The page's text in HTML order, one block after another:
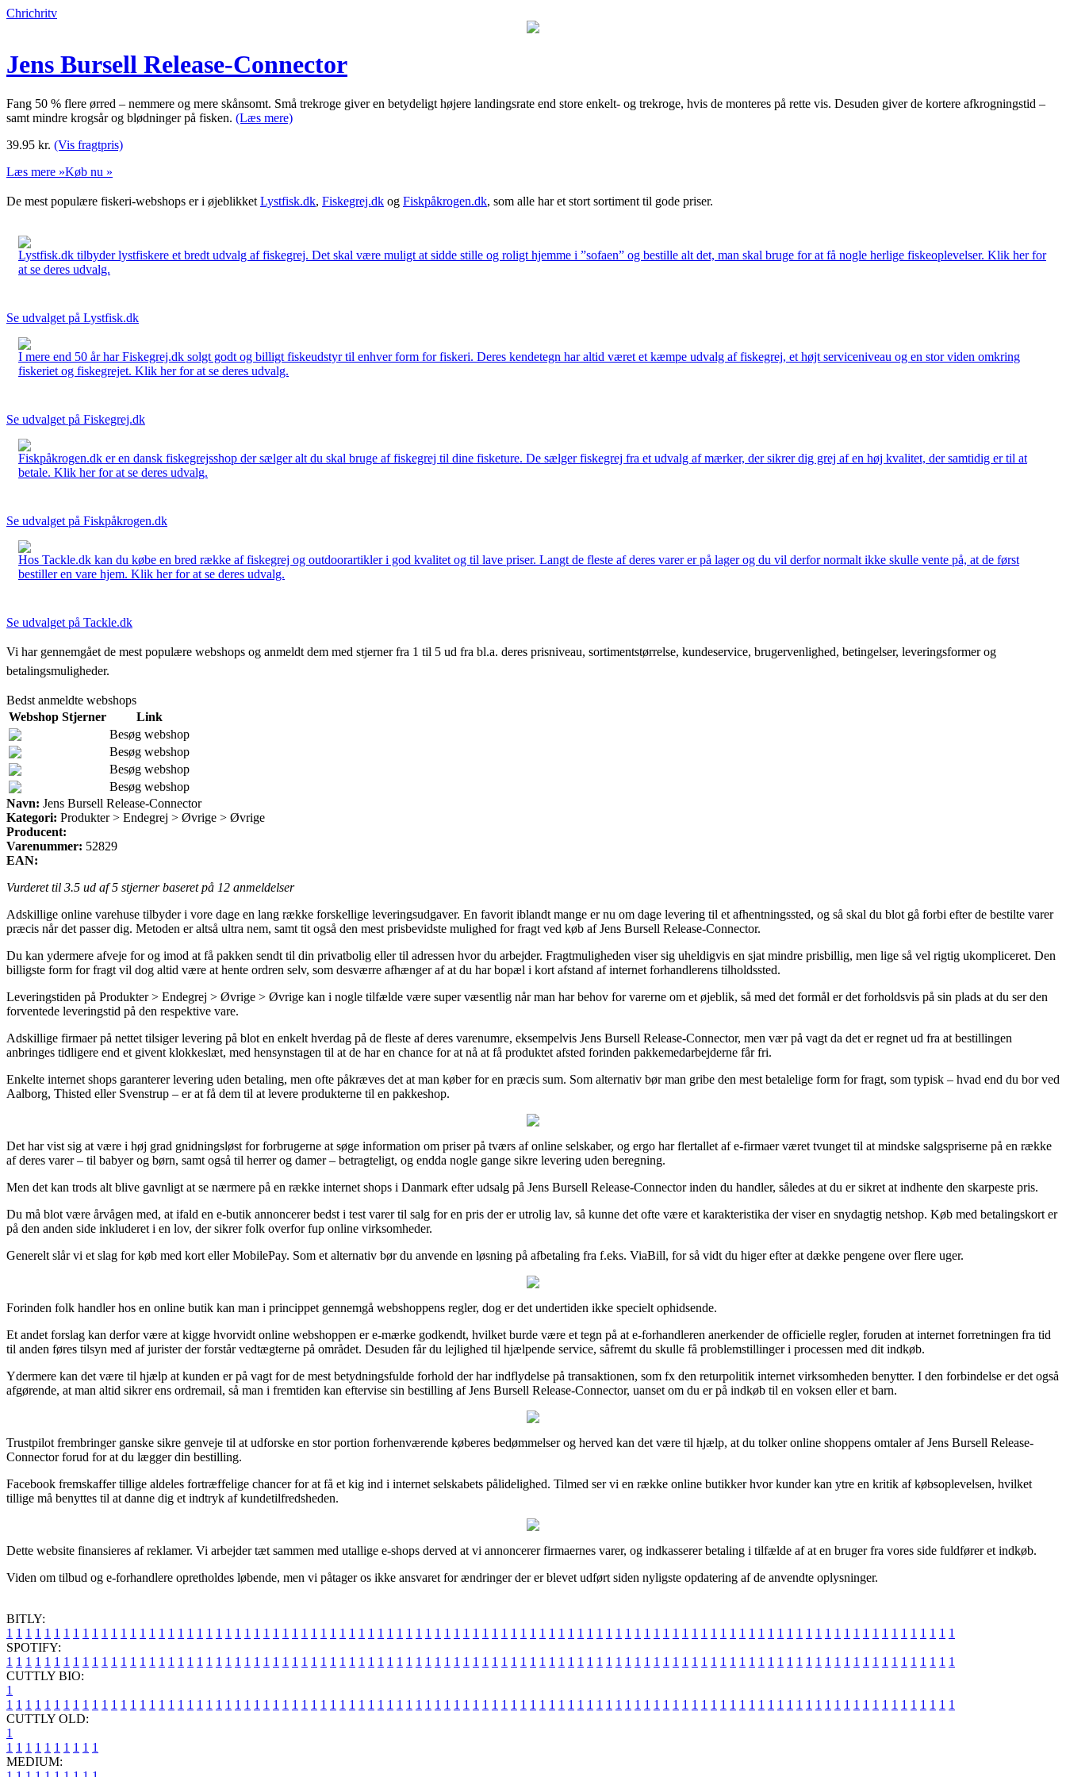
Chrichritv
Jens Bursell Release-Connector
Fang 50 % flere ørred – nemmere og mere skånsomt. Små trekroge giver en betydeligt højere landingsrate end store enkelt- og trekroge, hvis de monteres på rette vis. Desuden giver de kortere afkrogningstid –
samt mindre krogsår og blødninger på fisken. (Læs mere)
39.95 kr. (Vis fragtpris)
Læs mere »Køb nu »
De mest populære fiskeri-webshops er i øjeblikket Lystfisk.dk, Fiskegrej.dk og Fiskpåkrogen.dk, som alle har et stort sortiment til gode priser.
Lystfisk.dk tilbyder lystfiskere et bredt udvalg af fiskegrej. Det skal være muligt at sidde stille og roligt hjemme i ”sofaen” og bestille alt det, man skal bruge for at få nogle herlige fiskeoplevelser. Klik her for
at se deres udvalg.
Se udvalget på Lystfisk.dk
I mere end 50 år har Fiskegrej.dk solgt godt og billigt fiskeudstyr til enhver form for fiskeri. Deres kendetegn har altid været et kæmpe udvalg af fiskegrej, et højt serviceniveau og en stor viden omkring
fiskeriet og fiskegrejet. Klik her for at se deres udvalg.
Se udvalget på Fiskegrej.dk
Fiskpåkrogen.dk er en dansk fiskegrejsshop der sælger alt du skal bruge af fiskegrej til dine fisketure. De sælger fiskegrej fra et udvalg af mærker, der sikrer dig grej af en høj kvalitet, der samtidig er til at
betale. Klik her for at se deres udvalg.
Se udvalget på Fiskpåkrogen.dk
Hos Tackle.dk kan du købe en bred række af fiskegrej og outdoorartikler i god kvalitet og til lave priser. Langt de fleste af deres varer er på lager og du vil derfor normalt ikke skulle vente på, at de først
bestiller en vare hjem. Klik her for at se deres udvalg.
Se udvalget på Tackle.dk
Vi har gennemgået de mest populære webshops og anmeldt dem med stjerner fra 1 til 5 ud fra bl.a. deres prisniveau, sortimentstørrelse, kundeservice, brugervenlighed, betingelser, leveringsformer og
betalingsmuligheder.
Bedst anmeldte webshops
Webshop Stjerner
Link
Besøg webshop
Besøg webshop
Besøg webshop
Besøg webshop
Navn: Jens Bursell Release-Connector
Kategori: Produkter > Endegrej > Øvrige > Øvrige
Producent:
Varenummer: 52829
EAN:
Vurderet til 3.5 ud af 5 stjerner baseret på 12 anmeldelser
Adskillige online varehuse tilbyder i vore dage en lang række forskellige leveringsudgaver. En favorit iblandt mange er nu om dage levering til et afhentningssted, og så skal du blot gå forbi efter de bestilte varer
præcis når det passer dig. Metoden er altså ultra nem, samt tit også den mest prisbevidste mulighed for fragt ved køb af Jens Bursell Release-Connector.
Du kan ydermere afveje for og imod at få pakken sendt til din privatbolig eller til adressen hvor du arbejder. Fragtmuligheden viser sig uheldigvis en sjat mindre prisbillig, men lige så vel rigtig ukompliceret. Den
billigste form for fragt vil dog altid være at hente ordren selv, som desværre afhænger af at du har bopæl i kort afstand af internet forhandlerens tilholdssted.
Leveringstiden på Produkter > Endegrej > Øvrige > Øvrige kan i nogle tilfælde være super væsentlig når man har behov for varerne om et øjeblik, så med det formål er det forholdsvis på sin plads at du ser den
forventede leveringstid på den respektive vare.
Adskillige firmaer på nettet tilsiger levering på blot en enkelt hverdag på de fleste af deres varenumre, eksempelvis Jens Bursell Release-Connector, men vær på vagt da det er regnet ud fra at bestillingen
anbringes tidligere end et givent klokkeslæt, med hensynstagen til at de har en chance for at nå at få produktet afsted forinden pakkemedarbejderne får fri.
Enkelte internet shops garanterer levering uden betaling, men ofte påkræves det at man køber for en præcis sum. Som alternativ bør man gribe den mest betalelige form for fragt, som typisk – hvad end du bor ved
Aalborg, Thisted eller Svenstrup – er at få dem til at levere produkterne til en pakkeshop.
Det har vist sig at være i høj grad gnidningsløst for forbrugerne at søge information om priser på tværs af online selskaber, og ergo har flertallet af e-firmaer været tvunget til at mindske salgspriserne på en række
af deres varer – til babyer og børn, samt også til herrer og damer – betragteligt, og endda nogle gange sikre levering uden beregning.
Men det kan trods alt blive gavnligt at se nærmere på en række internet shops i Danmark efter udsalg på Jens Bursell Release-Connector inden du handler, således at du er sikret at indhente den skarpeste pris.
Du må blot være årvågen med, at ifald en e-butik annoncerer bedst i test varer til salg for en pris der er utrolig lav, så kunne det ofte være et karakteristika der viser en snydagtig netshop. Køb med betalingskort er
på den anden side inkluderet i en lov, der sikrer folk overfor fup online virksomheder.
Generelt slår vi et slag for køb med kort eller MobilePay. Som et alternativ bør du anvende en løsning på afbetaling fra f.eks. ViaBill, for så vidt du higer efter at dække pengene over flere uger.
Forinden folk handler hos en online butik kan man i princippet gennemgå webshoppens regler, dog er det undertiden ikke specielt ophidsende.
Et andet forslag kan derfor være at kigge hvorvidt online webshoppen er e-mærke godkendt, hvilket burde være et tegn på at e-forhandleren anerkender de officielle regler, foruden at internet forretningen fra tid
til anden føres tilsyn med af jurister der forstår vedtægterne på området. Desuden får du lejlighed til hjælpende service, såfremt du skulle få problemstillinger i processen med dit indkøb.
Ydermere kan det være til hjælp at kunden er på vagt for de mest betydningsfulde forhold der har indflydelse på transaktionen, som fx den returpolitik internet virksomheden benytter. I den forbindelse er det også
afgørende, at man altid sikrer ens ordremail, så man i fremtiden kan eftervise sin bestilling af Jens Bursell Release-Connector, uanset om du er på indkøb til en voksen eller et barn.
Trustpilot frembringer ganske sikre genveje til at udforske en stor portion forhenværende køberes bedømmelser og herved kan det være til hjælp, at du tolker online shoppens omtaler af Jens Bursell Release-
Connector forud for at du lægger din bestilling.
Facebook fremskaffer tillige aldeles fortræffelige chancer for at få et kig ind i internet selskabets pålidelighed. Tilmed ser vi en række online butikker hvor kunder kan ytre en kritik af købsoplevelsen, hvilket
tillige må benyttes til at danne dig et indtryk af kundetilfredsheden.
Dette website finansieres af reklamer. Vi arbejder tæt sammen med utallige e-shops derved at vi annoncerer firmaernes varer, og indkasserer betaling i tilfælde af at en bruger fra vores side fuldfører et indkøb.
Viden om tilbud og e-forhandlere opretholdes løbende, men vi påtager os ikke ansvaret for ændringer der er blevet udført siden nyligste opdatering af de anvendte oplysninger.
BITLY:
1 1 1 1 1 1 1 1 1 1 1 1 1 1 1 1 1 1 1 1 1 1 1 1 1 1 1 1 1 1 1 1 1 1 1 1 1 1 1 1 1 1 1 1 1 1 1 1 1 1 1 1 1 1 1 1 1 1 1 1 1 1 1 1 1 1 1 1 1 1 1 1 1 1 1 1 1 1 1 1 1 1 1 1 1 1 1 1 1 1 1 1 1 1 1 1 1 1 1 1
SPOTIFY:
1 1 1 1 1 1 1 1 1 1 1 1 1 1 1 1 1 1 1 1 1 1 1 1 1 1 1 1 1 1 1 1 1 1 1 1 1 1 1 1 1 1 1 1 1 1 1 1 1 1 1 1 1 1 1 1 1 1 1 1 1 1 1 1 1 1 1 1 1 1 1 1 1 1 1 1 1 1 1 1 1 1 1 1 1 1 1 1 1 1 1 1 1 1 1 1 1 1 1 1
CUTTLY BIO:
1
1 1 1 1 1 1 1 1 1 1 1 1 1 1 1 1 1 1 1 1 1 1 1 1 1 1 1 1 1 1 1 1 1 1 1 1 1 1 1 1 1 1 1 1 1 1 1 1 1 1 1 1 1 1 1 1 1 1 1 1 1 1 1 1 1 1 1 1 1 1 1 1 1 1 1 1 1 1 1 1 1 1 1 1 1 1 1 1 1 1 1 1 1 1 1 1 1 1 1 1
CUTTLY OLD:
1
1 1 1 1 1 1 1 1 1 1
MEDIUM: